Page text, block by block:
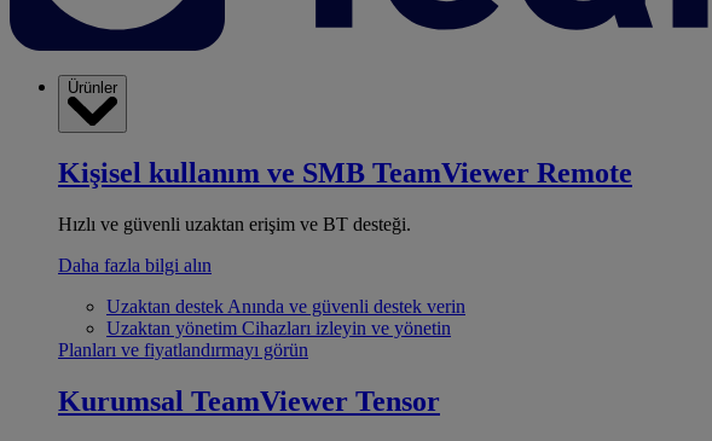
Ürünler
Kişisel kullanım ve SMB TeamViewer Remote
Hızlı ve güvenli uzaktan erişim ve BT desteği.
Daha fazla bilgi alın
Uzaktan destek Anında ve güvenli destek verin
Uzaktan yönetim Cihazları izleyin ve yönetin
Planları ve fiyatlandırmayı görün
Kurumsal TeamViewer Tensor